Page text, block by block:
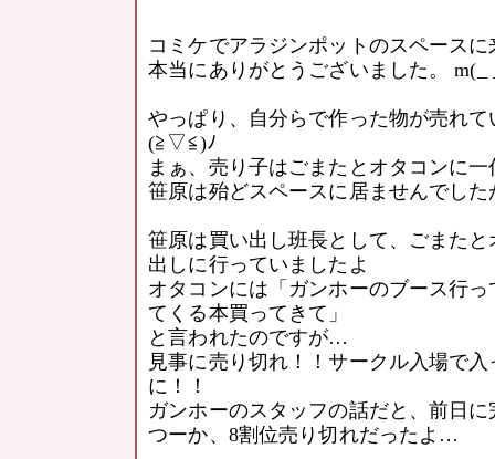
コミケでアラジンポットのスペース
本当にありがとうございました。 m(_
やっぱり、自分らで作った物が売れ
(≧▽≦)ﾉ
まぁ、売り子はごまたとオタコンに
笹原は殆どスペースに居ませんでし
笹原は買い出し班長として、ごまた
出しに行っていましたよ
オタコンには「ガンホーのブース行
てくる本買ってきて」
と言われたのですが…
見事に売り切れ！！サークル入場で
に！！
ガンホーのスタッフの話だと、前日
つーか、8割位売り切れだったよ…